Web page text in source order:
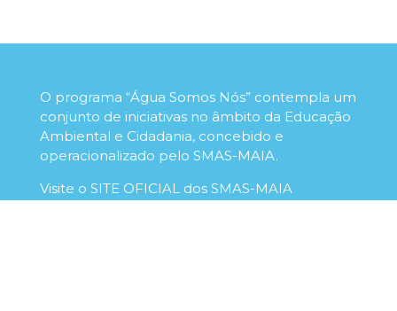
O programa “Água Somos Nós” contempla um
conjunto de iniciativas no âmbito da Educação
Ambiental e Cidadania, concebido e
operacionalizado pelo SMAS-MAIA.
Visite o SITE OFICIAL dos SMAS-MAIA